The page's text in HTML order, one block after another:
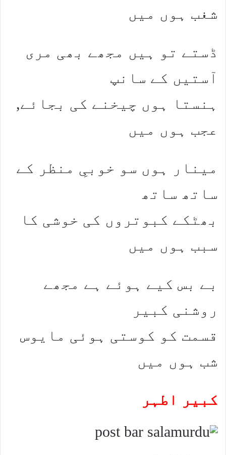
شغب ہوں میں
ڈستے تو ہیں مجھے بھی مری
آستیں کے سانپ
ہنستا ہوں چیخنے کی بجائے,
عجب ہوں میں
مینار ہوں سو خوبیِ منظر کے
ساتھ ساتھ
بھٹکے کبوتروں کی خوشی کا
سبب ہوں میں
بے بس کیے ہوئے ہے مجھے
روشنی کبیر
قسمت کو کوستی ہوئی مایوس
شب ہوں میں
کبیر اطہر